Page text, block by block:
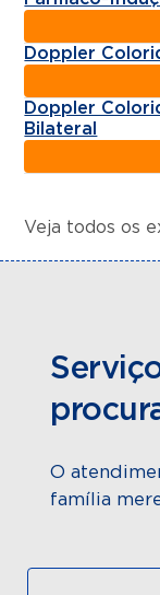
Doppler
Doppler
Bilateral
Veja todos os
O
família